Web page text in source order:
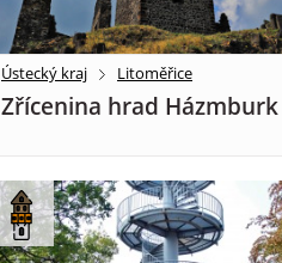
Ústecký kraj Litoměřice
Zřícenina hrad Házmburk